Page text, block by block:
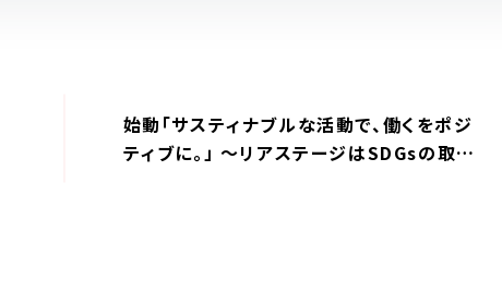
始動「サスティナブルな活動で、働くをポジ
ティブに。」 〜リアステージはSDGsの取り